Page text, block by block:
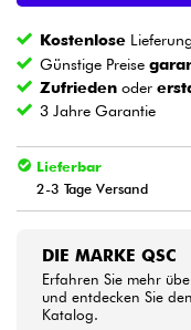
Blasinstrumente
Kinder
Kabel &
HiFi
Kostenlose Lieferung
Günstige Preise
Zufrieden oder
3 Jahre Garantie
Lieferbar
2-3 Tage Versand
DIE MARKE QSC
Erfahren Sie mehr
und entdecken Sie
Katalog.